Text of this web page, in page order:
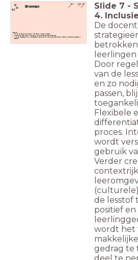
Bronnen
Checklist:
Laat hier de bronnen zien die je gebruikt voor inspiratie/ voorbeeld of gesprek
Is de bron cultureel divers, of is het aan te vullen met een cultureel diverse bron?
Is het een professionele kunst/ maatschappelijke/ populaire cultuur bron en maak duidelijk hoe dit verhoudt tot de complexe opdracht of
lesdoelen
Slide 7 -
4.
De
Door
van de
en zo
passen,
Flexibele
proces.
wordt
gebruik
Verder
de lesstof
positief
wordt het
gedrag te
deel te